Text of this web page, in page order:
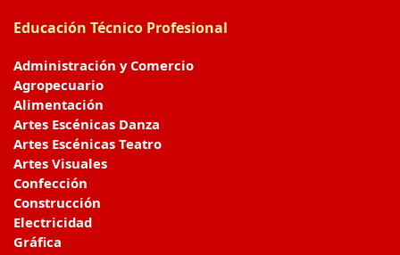
Educación Técnico Profesional
Administración y Comercio
Agropecuario
Alimentación
Artes Escénicas Danza
Artes Escénicas Teatro
Artes Visuales
Confección
Construcción
Electricidad
Gráfica